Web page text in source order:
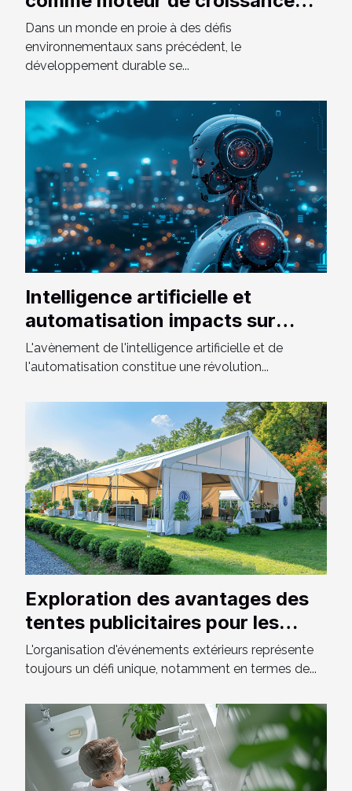
économique dans les pays
émergents
Dans un monde en proie à des défis
environnementaux sans précédent, le
développement durable se...
Intelligence artificielle et
automatisation impacts sur
l'emploi et l'économie globale
L'avènement de l'intelligence artificielle et de
l'automatisation constitue une révolution...
Exploration des avantages des
tentes publicitaires pour les
événements extérieurs
L'organisation d'événements extérieurs représente
toujours un défi unique, notamment en termes de...